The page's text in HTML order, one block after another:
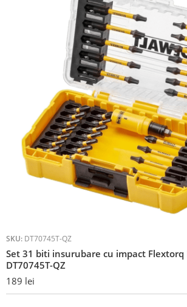
SKU: DT70745T-QZ
Set 31 biti insurubare cu impact Flextorq
DT70745T-QZ
189 lei